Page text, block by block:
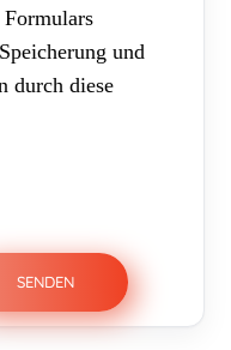
und
durch diese